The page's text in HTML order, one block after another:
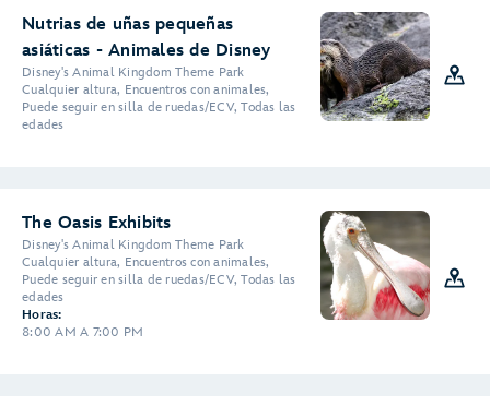
Nutrias de uñas pequeñas
asiáticas - Animales de Disney
Disney's Animal Kingdom Theme Park
Cualquier altura, Encuentros con animales,
Puede seguir en silla de ruedas/ECV, Todas las
edades
The Oasis Exhibits
Disney's Animal Kingdom Theme Park
Cualquier altura, Encuentros con animales,
Puede seguir en silla de ruedas/ECV, Todas las
edades
Horas:
8:00 AM A 7:00 PM